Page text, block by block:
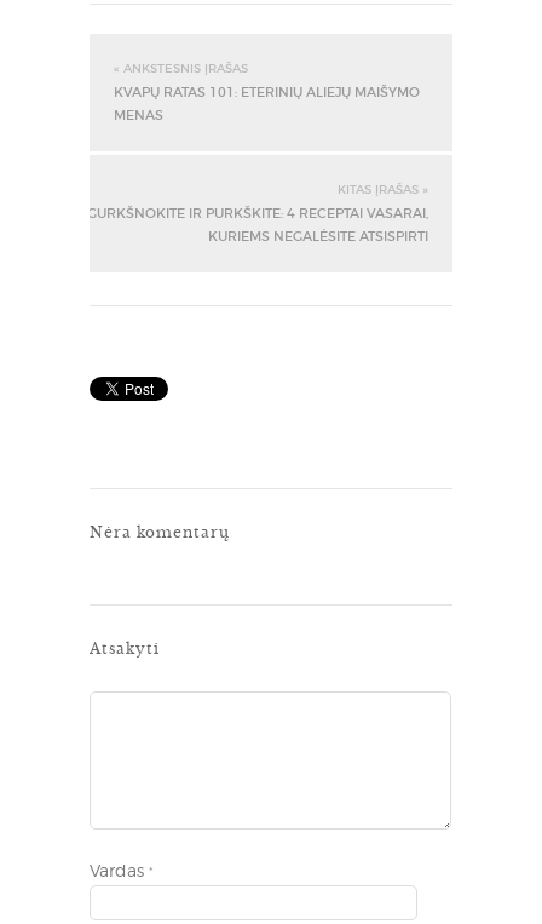
« ANKSTESNIS ĮRAŠAS
KVAPŲ RATAS 101: ETERINIŲ ALIEJŲ MAIŠYMO
MENAS
KITAS ĮRAŠAS »
GURKŠNOKITE IR PURKŠKITE: 4 RECEPTAI VASARAI,
KURIEMS NEGALĖSITE ATSISPIRTI
Nėra komentarų
Atsakyti
Vardas *